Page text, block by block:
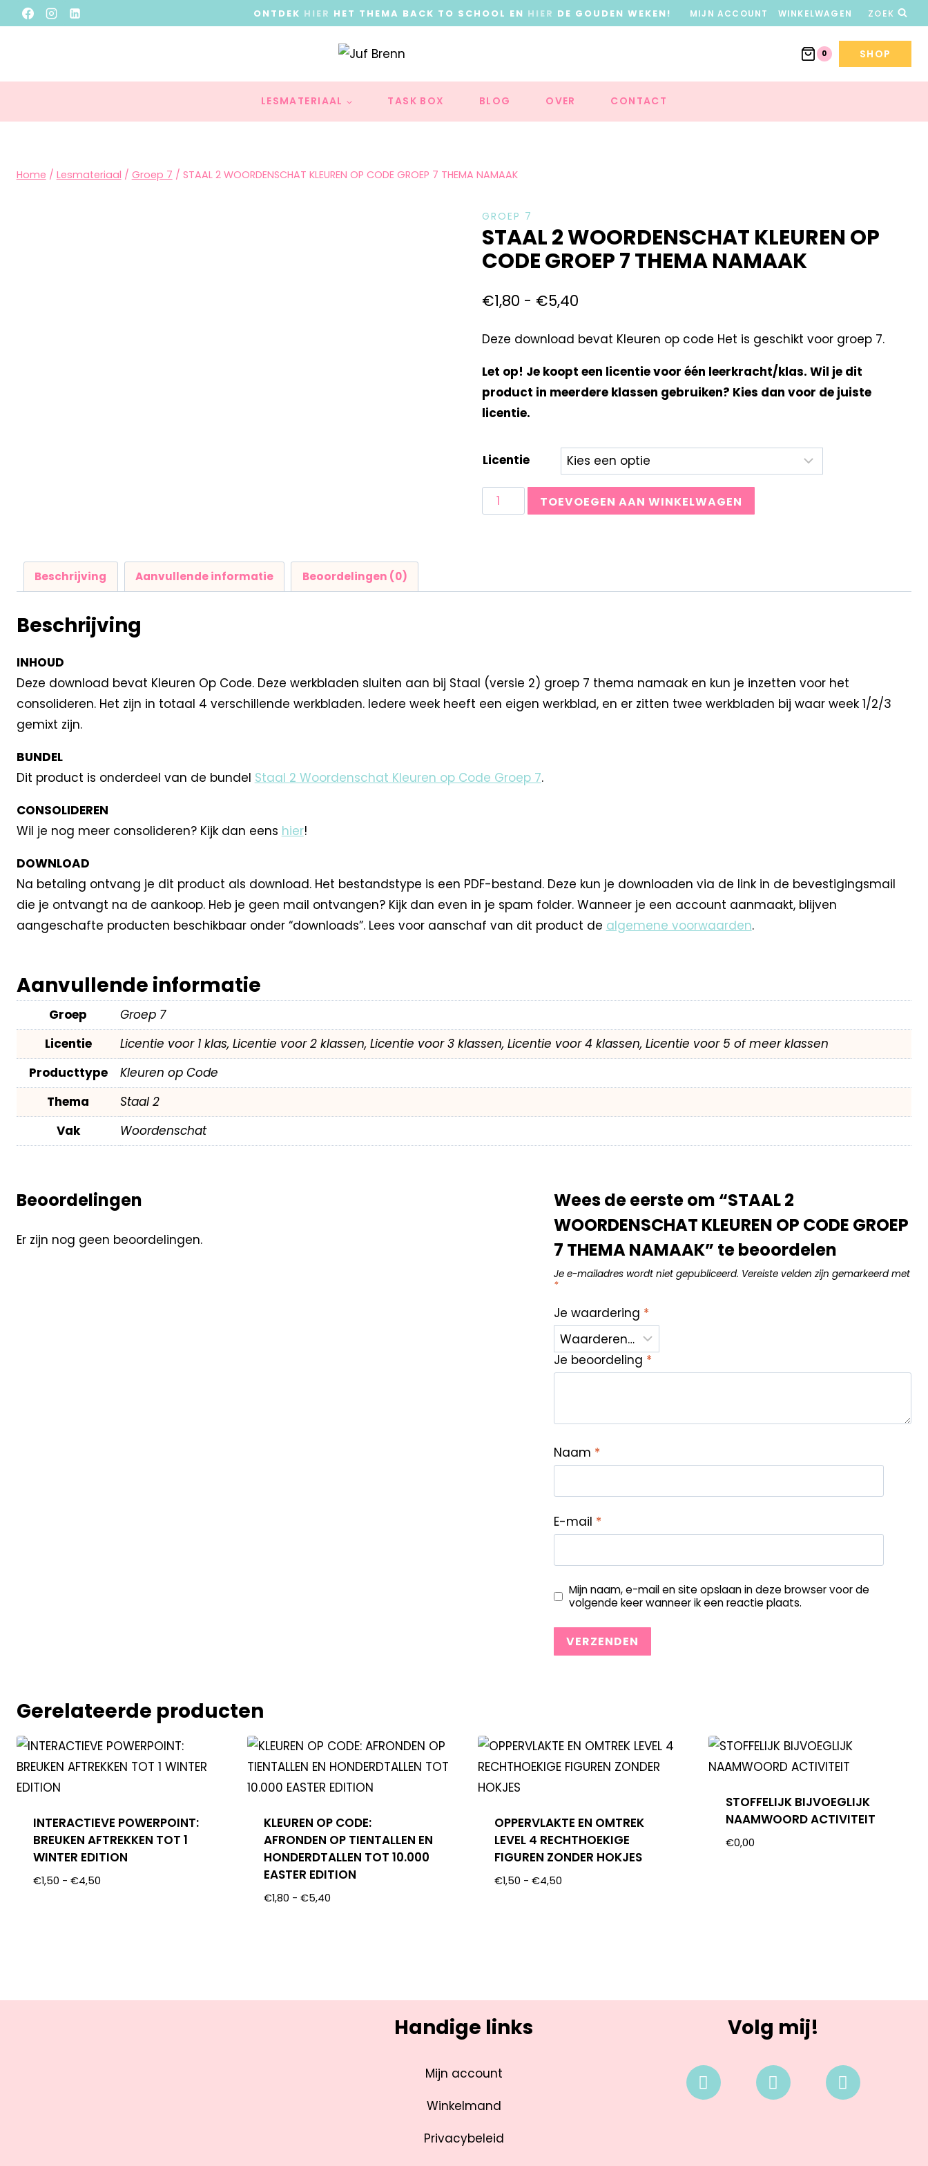
ONTDEK HIER HET THEMA BACK TO SCHOOL EN HIER DE GOUDEN WEKEN! MIJN ACCOUNT WINKELWAGEN ZOEK
0 SHOP
LESMATERIAAL TASK BOX BLOG OVER CONTACT
Home / Lesmateriaal / Groep 7 / STAAL 2 WOORDENSCHAT KLEUREN OP CODE GROEP 7 THEMA NAMAAK
GROEP 7
STAAL 2 WOORDENSCHAT KLEUREN OP
CODE GROEP 7 THEMA NAMAAK
€1,80 - €5,40
Deze download bevat Kleuren op code Het is geschikt voor groep 7.
Let op! Je koopt een licentie voor één leerkracht/klas. Wil je dit
product in meerdere klassen gebruiken? Kies dan voor de juiste
licentie.
Licentie
TOEVOEGEN AAN WINKELWAGEN
Beschrijving Aanvullende informatie Beoordelingen (0)
Beschrijving
INHOUD
Deze download bevat Kleuren Op Code. Deze werkbladen sluiten aan bij Staal (versie 2) groep 7 thema namaak en kun je inzetten voor het
consolideren. Het zijn in totaal 4 verschillende werkbladen. Iedere week heeft een eigen werkblad, en er zitten twee werkbladen bij waar week 1/2/3
gemixt zijn.
BUNDEL
Dit product is onderdeel van de bundel Staal 2 Woordenschat Kleuren op Code Groep 7.
CONSOLIDEREN
Wil je nog meer consolideren? Kijk dan eens hier!
DOWNLOAD
Na betaling ontvang je dit product als download. Het bestandstype is een PDF-bestand. Deze kun je downloaden via de link in de bevestigingsmail
die je ontvangt na de aankoop. Heb je geen mail ontvangen? Kijk dan even in je spam folder. Wanneer je een account aanmaakt, blijven
aangeschafte producten beschikbaar onder “downloads”. Lees voor aanschaf van dit product de algemene voorwaarden.
Aanvullende informatie
Groep
Groep 7
Licentie
Licentie voor 1 klas, Licentie voor 2 klassen, Licentie voor 3 klassen, Licentie voor 4 klassen, Licentie voor 5 of meer klassen
Producttype
Kleuren op Code
Thema
Staal 2
Vak
Woordenschat
Beoordelingen
Er zijn nog geen beoordelingen.
Wees de eerste om “STAAL 2
WOORDENSCHAT KLEUREN OP CODE GROEP
7 THEMA NAMAAK” te beoordelen
Je e-mailadres wordt niet gepubliceerd. Vereiste velden zijn gemarkeerd met
*
Je waardering *
Je beoordeling *
Naam *
E-mail *
Mijn naam, e-mail en site opslaan in deze browser voor de
volgende keer wanneer ik een reactie plaats.
Gerelateerde producten
INTERACTIEVE POWERPOINT:
BREUKEN AFTREKKEN TOT 1
WINTER EDITION
€1,50 - €4,50
KLEUREN OP CODE:
AFRONDEN OP TIENTALLEN EN
HONDERDTALLEN TOT 10.000
EASTER EDITION
€1,80 - €5,40
OPPERVLAKTE EN OMTREK
LEVEL 4 RECHTHOEKIGE
FIGUREN ZONDER HOKJES
€1,50 - €4,50
STOFFELIJK BIJVOEGLIJK
NAAMWOORD ACTIVITEIT
€0,00
Handige links
Mijn account
Winkelmand
Privacybeleid
Volg mij!